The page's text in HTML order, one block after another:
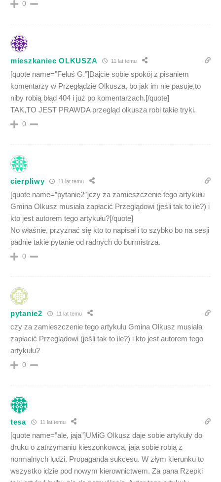
0
mieszkaniec OLKUSZA 11 lat temu
[quote name=”Feluś G.”]Dajcie sobie spokój z pisaniem
komentarzy w Przegłądzie Olkusza, bo jak im nie pasuje,to
niby robią błąd 404 i już po komentarzach.[/quote]
TAK,TO JEST PRAWDA przegląd olkusza robi takie tryki.
0
cierpliwy 11 lat temu
[quote name=”pytanie2″]czy za zamieszczenie tego artykułu
Gmina Olkusz musiała zapłacić Przeglądowi (jeśli tak to ile?) i
kto jest autorem tego artykułu?[/quote]
No właśnie, przyznać się kto to napisał i to szybko bo na sesji
padnie takie pytanie od radnych do burmistrza.
0
pytanie2 11 lat temu
czy za zamieszczenie tego artykułu Gmina Olkusz musiała
zapłacić Przeglądowi (jeśli tak to ile?) i kto jest autorem tego
artykułu?
0
tesa 11 lat temu
[quote name=”ale, jaja”]UMiG Olkusz daje sobie artykuły do
druku o zatrzymaniu kieszonkowca, jaja sobie robią z
normalnych ludzi. Propaganda sukcesu. W złym kierunku to
wszystko idzie pod nowym kierownictwem. Za pana Rzepki